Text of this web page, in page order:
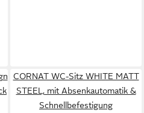
CORNAT WC-Sitz WHITE MATT
STEEL, mit Absenkautomatik &
Schnellbefestigung